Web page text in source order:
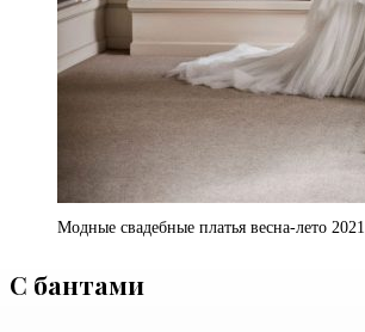
Модные свадебные платья весна-лето 2021
С бантами